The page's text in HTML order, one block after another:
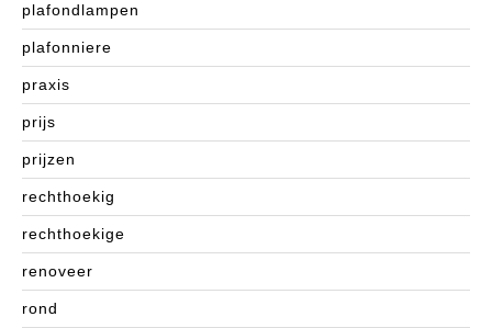
plafondlampen
plafonniere
praxis
prijs
prijzen
rechthoekig
rechthoekige
renoveer
rond